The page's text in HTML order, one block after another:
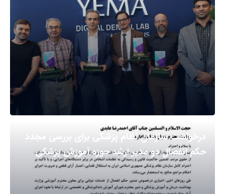
درخواست سازمان نظام پزشکی برای بررسی مجدد
حکم انفصال دو مدیر ارشد حوزه آموزش پزشکی